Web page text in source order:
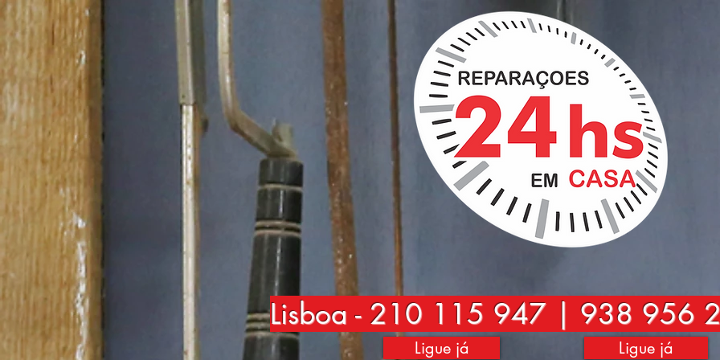
Ligue já Ligue já
Lisboa - 210 115 947 | 938 956